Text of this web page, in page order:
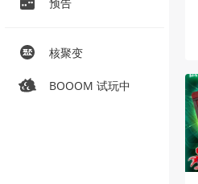
核聚变
BOOOM 试玩中